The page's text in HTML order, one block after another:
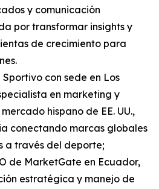
y comunicación
por transformar insights y
de crecimiento para
con sede en Los
en marketing y
hispano de EE. UU.,
conectando marcas globales
a través del deporte;
de MarketGate en Ecuador,
estratégica y manejo de